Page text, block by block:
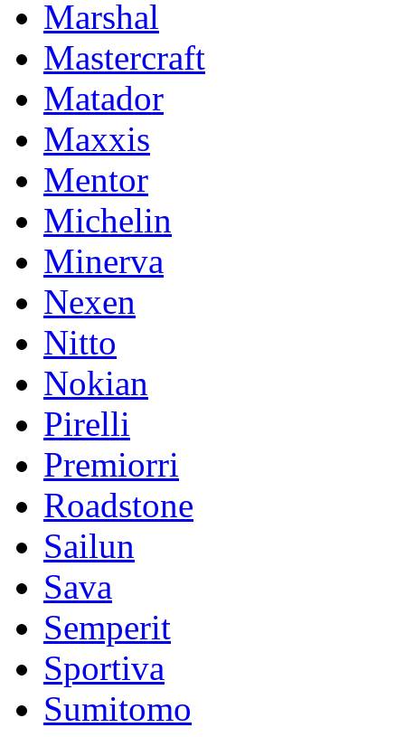
Marshal
Mastercraft
Matador
Maxxis
Mentor
Michelin
Minerva
Nexen
Nitto
Nokian
Pirelli
Premiorri
Roadstone
Sailun
Sava
Semperit
Sportiva
Sumitomo